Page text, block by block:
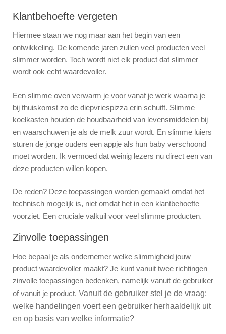
Klantbehoefte vergeten
Hiermee staan we nog maar aan het begin van een
ontwikkeling. De komende jaren zullen veel producten veel
slimmer worden. Toch wordt niet elk product dat slimmer
wordt ook echt waardevoller.
Een slimme oven verwarm je voor vanaf je werk waarna je
bij thuiskomst zo de diepvriespizza erin schuift. Slimme
koelkasten houden de houdbaarheid van levensmiddelen bij
en waarschuwen je als de melk zuur wordt. En slimme luiers
sturen de jonge ouders een appje als hun baby verschoond
moet worden. Ik vermoed dat weinig lezers nu direct een van
deze producten willen kopen.
De reden? Deze toepassingen worden gemaakt omdat het
technisch mogelijk is, niet omdat het in een klantbehoefte
voorziet. Een cruciale valkuil voor veel slimme producten.
Zinvolle toepassingen
Hoe bepaal je als ondernemer welke slimmigheid jouw
product waardevoller maakt? Je kunt vanuit twee richtingen
zinvolle toepassingen bedenken, namelijk vanuit de gebruiker
of vanuit je product. Vanuit de gebruiker stel je de vraag:
welke handelingen voert een gebruiker herhaaldelijk uit
en op basis van welke informatie?